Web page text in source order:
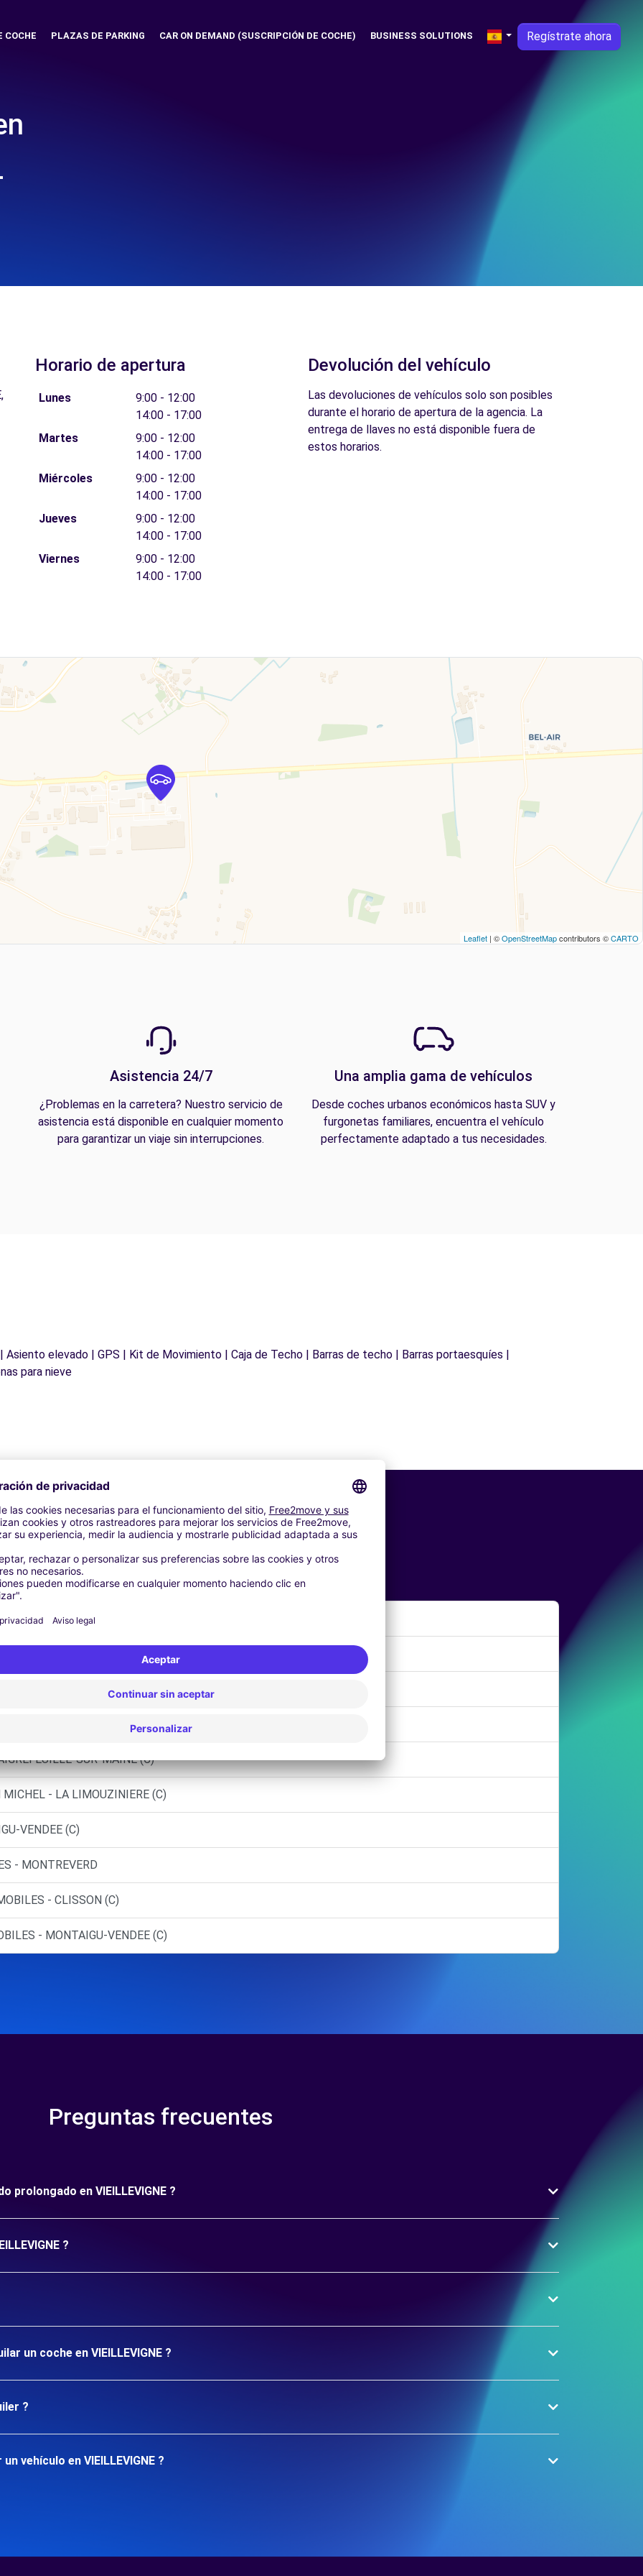
COCHE PLAZAS DE PARKING CAR ON DEMAND (SUSCRIPCIÓN DE COCHE) BUSINESS SOLUTIONS Regístrate ahora
Horario de apertura
Lunes
9:00 - 12:00
14:00 - 17:00
Martes
9:00 - 12:00
14:00 - 17:00
Miércoles
9:00 - 12:00
14:00 - 17:00
Jueves
9:00 - 12:00
14:00 - 17:00
Viernes
9:00 - 12:00
14:00 - 17:00
Devolución del vehículo
Las devoluciones de vehículos solo son posibles
durante el horario de apertura de la agencia. La
entrega de llaves no está disponible fuera de
estos horarios.
Leaflet | ©OpenStreetMapcontributors ©CARTO
Asistencia 24/7
¿Problemas en la carretera? Nuestro servicio de
asistencia está disponible en cualquier momento
para garantizar un viaje sin interrupciones.
Una amplia gama de vehículos
Desde coches urbanos económicos hasta SUV y
furgonetas familiares, encuentra el vehículo
perfectamente adaptado a tus necesidades.
elevado | GPS | Kit de Movimiento | Caja de Techo | Barras de techo | Barras portaesquíes |
para nieve
Agencias similares
MONTAIGU-VENDEE (C)
SAS - LA BRUFFIERE (C)
SUR-MAINE (C)
- LA LIMOUZINIERE (C)
VENDEE (C)
- MONTREVERD
- CLISSON (C)
- MONTAIGU-VENDEE (C)
Preguntas frecuentes
prolongado en VIEILLEVIGNE ?
?
un coche en VIEILLEVIGNE ?
?
vehículo en VIEILLEVIGNE ?